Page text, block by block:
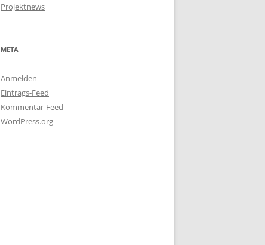
Projektnews
META
Anmelden
Eintrags-Feed
Kommentar-Feed
WordPress.org